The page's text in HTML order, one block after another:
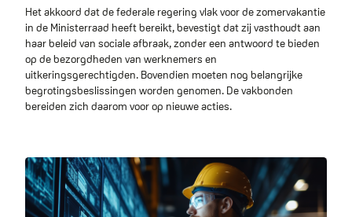
Het akkoord dat de federale regering vlak voor de zomervakantie
in de Ministerraad heeft bereikt, bevestigt dat zij vasthoudt aan
haar beleid van sociale afbraak, zonder een antwoord te bieden
op de bezorgdheden van werknemers en
uitkeringsgerechtigden. Bovendien moeten nog belangrijke
begrotingsbeslissingen worden genomen. De vakbonden
bereiden zich daarom voor op nieuwe acties.